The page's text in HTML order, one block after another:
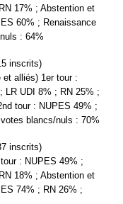
17% ; Abstention et
60% ; Renaissance
: 64%
inscrits)
et alliés) 1er tour :
LR UDI 8% ; RN 25% ;
tour : NUPES 49% ;
blancs/nuls : 70%
inscrits)
: NUPES 49% ;
18% ; Abstention et
74% ; RN 26% ;